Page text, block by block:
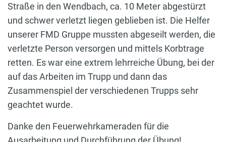
Straße in den Wendbach, ca. 10 Meter abgestürzt
und schwer verletzt liegen geblieben ist. Die Helfer
unserer FMD Gruppe mussten abgeseilt werden, die
verletzte Person versorgen und mittels Korbtrage
retten. Es war eine extrem lehrreiche Übung, bei der
auf das Arbeiten im Trupp und dann das
Zusammenspiel der verschiedenen Trupps sehr
geachtet wurde.
Danke den Feuerwehrkameraden für die